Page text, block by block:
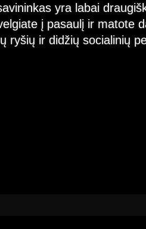
yra labai
į pasaulį ir matote
ryšių ir didžių socialinių